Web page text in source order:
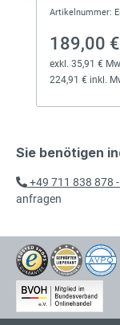
Artikelnummer:
189,00
exkl. 35,91 €
224,91 € inkl.
Sie benötigen
+49 711 838 878
anfragen